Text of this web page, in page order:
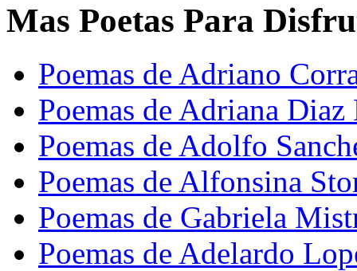
Mas Poetas Para
Poemas de Adriano
Poemas de Adriana Diaz
Poemas de Adolfo
Poemas de Alfonsina
Poemas de Gabriela
Poemas de Adelardo